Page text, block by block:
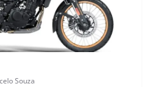
Souza